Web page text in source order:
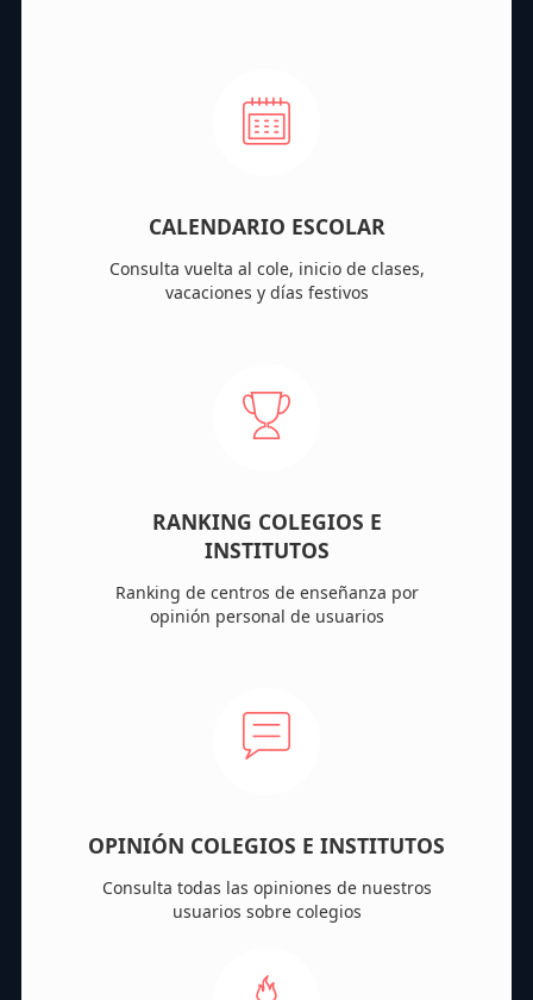
CALENDARIO ESCOLAR
Consulta vuelta al cole, inicio de clases,
vacaciones y días festivos
RANKING COLEGIOS E
INSTITUTOS
Ranking de centros de enseñanza por
opinión personal de usuarios
OPINIÓN COLEGIOS E INSTITUTOS
Consulta todas las opiniones de nuestros
usuarios sobre colegios